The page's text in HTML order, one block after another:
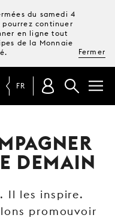
du samedi 4
pourrez continuer
en ligne tout
de la Monnaie
Fermer
TICKETS &
FR
DEMAIN
Il les inspire.
promouvoir